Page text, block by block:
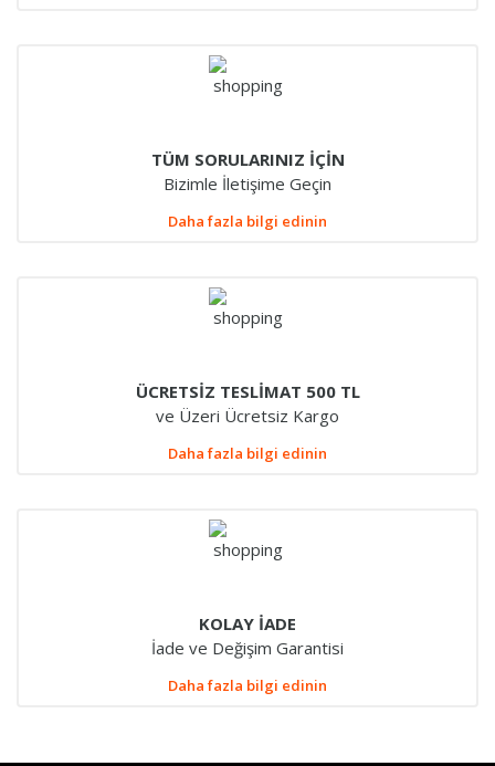
TÜM SORULARINIZ İÇİN
Bizimle İletişime Geçin
Daha fazla bilgi edinin
ÜCRETSİZ TESLİMAT 500 TL
ve Üzeri Ücretsiz Kargo
Daha fazla bilgi edinin
KOLAY İADE
İade ve Değişim Garantisi
Daha fazla bilgi edinin